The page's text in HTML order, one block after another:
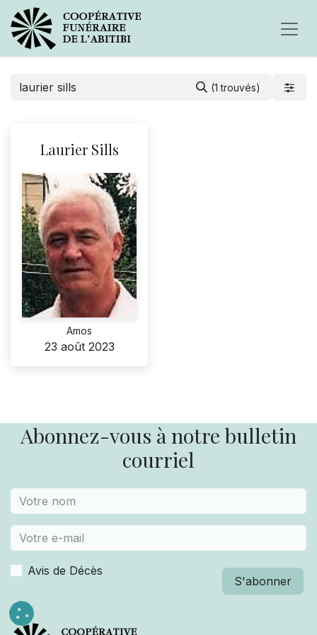
(1 trouvés)
Laurier Sills
Amos
23 août 2023
Abonnez-vous à notre bulletin
courriel
Avis de Décès
S'abonner